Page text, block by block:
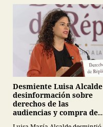
Desmiente Luisa Alcalde
desinformación sobre
derechos de las
audiencias y compra de